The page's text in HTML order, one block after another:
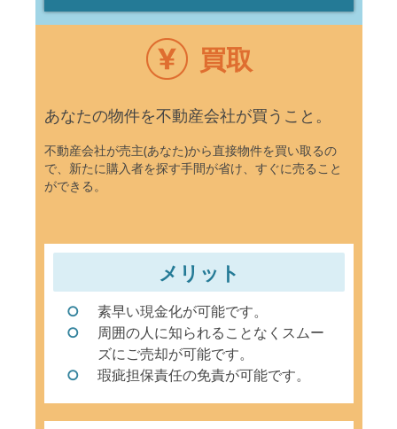
買取
あなたの物件を不動産会社が買うこと。
不動産会社が売主(あなた)から直接物件を買い取るの
で、新たに購入者を探す手間が省け、すぐに売ること
ができる。
メリット
素早い現金化が可能です。
周囲の人に知られることなくスムー
ズにご売却が可能です。
瑕疵担保責任の免責が可能です。